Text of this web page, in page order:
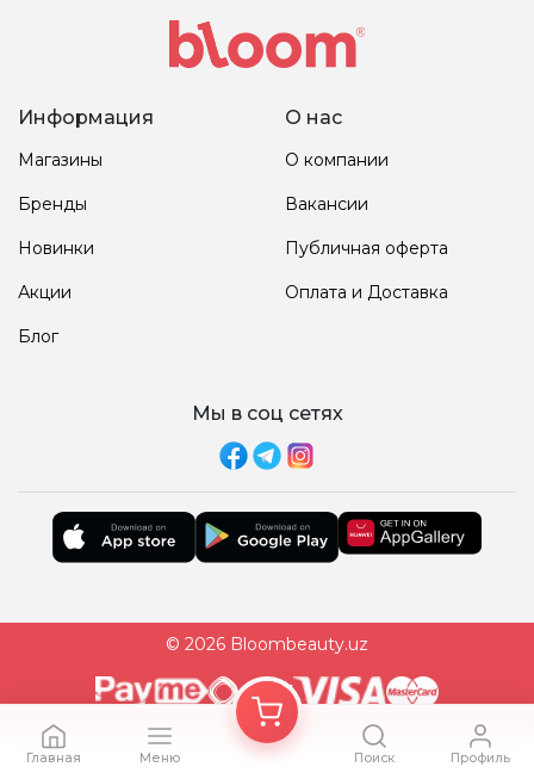
Информация
Магазины
Бренды
Новинки
Акции
Блог
О нас
О компании
Вакансии
Публичная оферта
Оплата и Доставка
Мы в соц сетях
© 2026 Bloombeauty.uz
Главная Меню Поиск Профиль